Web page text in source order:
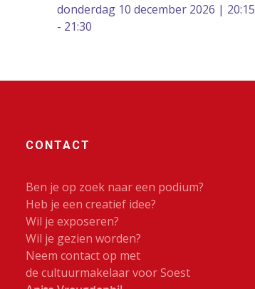
donderdag 10 december 2026 | 20:15
- 21:30
CONTACT
Ben je op zoek naar een podium?
Heb je een creatief idee?
Wil je exposeren?
Wil je gezien worden?
Neem contact op met
de cultuurmakelaar voor Soest